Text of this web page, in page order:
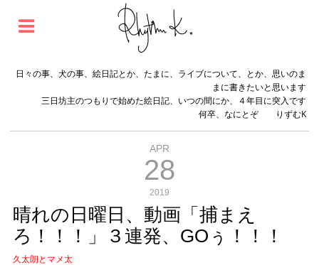
日々の事、犬の事、絵日記とか、たまに、ライブについて、とか、思いのま
まに書きたいと思います
三日坊主のつもりで始めた絵日記、いつの間にか、４年目に突入です
何卒、なにとぞ りずむK
APR
28
2019
晴れの日曜日、動画「捕まえ
ろ！！！」３連発、GOぅ！！！
久太朗とマメ太